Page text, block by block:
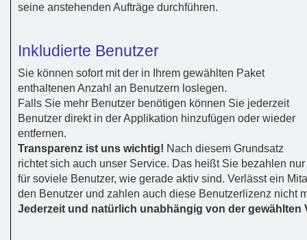
seine anstehenden Aufträge durchführen.
Inkludierte Benutzer
Sie können sofort mit der in Ihrem gewählten Paket
enthaltenen Anzahl an Benutzern loslegen.
Falls Sie mehr Benutzer benötigen können Sie jederzeit
Benutzer direkt in der Applikation hinzufügen oder wieder
entfernen.
Transparenz ist uns wichtig! Nach diesem Grundsatz
richtet sich auch unser Service. Das heißt Sie bezahlen nur
für soviele Benutzer, wie gerade aktiv sind. Verlässt ein
den Benutzer und zahlen auch diese Benutzerlizenz nicht
Jederzeit und natürlich unabhängig von der gewählten